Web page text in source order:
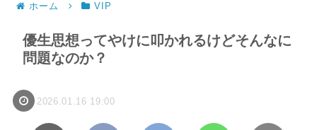
ホーム VIP
優生思想ってやけに叩かれるけどそんなに
問題なのか？
2026.01.16 19:00